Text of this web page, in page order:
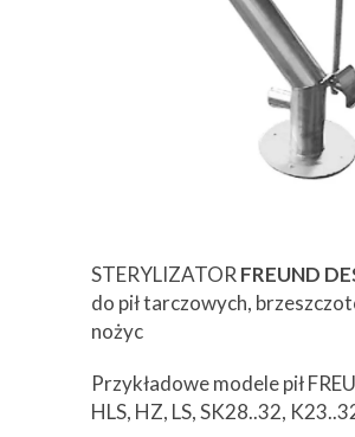
STERYLIZATOR FREUND
do pił tarczowych,
nożyc
Przykładowe modele pił
HLS, HZ, LS, SK28..32,